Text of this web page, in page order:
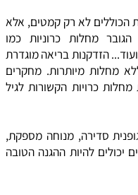
בחומרים נוגדי חמצון
לא רק קמטים, אלא
מחלות כרוניות כמו
בריאה מוגדרת
הקשורות לגיל